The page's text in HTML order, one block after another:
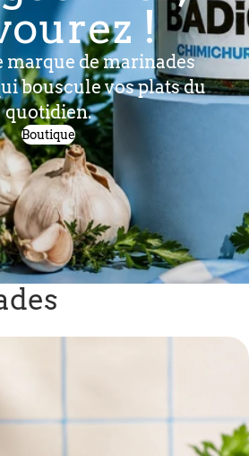
!
marque de marinades
bouscule vos plats du
quotidien.
Boutique